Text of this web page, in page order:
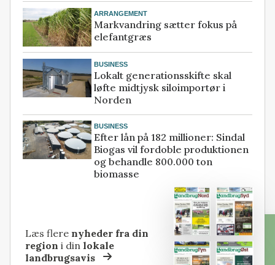
ARRANGEMENT
Markvandring sætter fokus på
elefantgræs
BUSINESS
Lokalt generationsskifte skal
løfte midtjysk siloimportør i
Norden
BUSINESS
Efter lån på 182 millioner: Sindal
Biogas vil fordoble produktionen
og behandle 800.000 ton
biomasse
Læs flere nyheder fra din
region i dinlokale
landbrugsavis